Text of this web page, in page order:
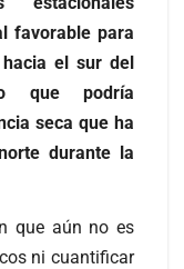
favorable para
hacia el sur del
que podría
seca que ha
durante la
que aún no es
ni cuantificar